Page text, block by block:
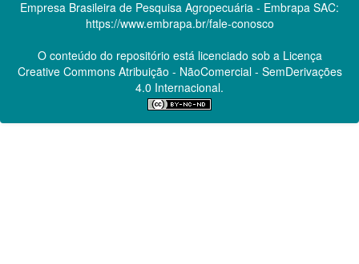
Empresa Brasileira de Pesquisa Agropecuária - Embrapa SAC:
https://www.embrapa.br/fale-conosco
O conteúdo do repositório está licenciado sob a Licença
Creative CommonsAtribuição - NãoComercial - SemDerivações
4.0 Internacional.